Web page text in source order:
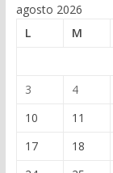
agosto 2026
L
M
3
4
10
11
17
18